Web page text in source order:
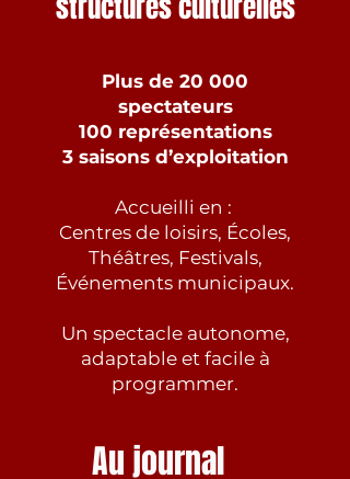
Plus de 20 000
spectateurs
100 représentations
3 saisons d’exploitation
Accueilli en :
Centres de loisirs, Écoles,
Théâtres, Festivals,
Événements municipaux.
Un spectacle autonome,
adaptable et facile à
programmer.
Au journal